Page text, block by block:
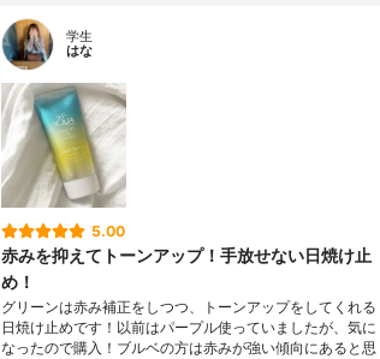
学生
はな
5.00
赤みを抑えてトーンアップ！手放せない日焼け止
め！
グリーンは赤み補正をしつつ、トーンアップをしてくれる
日焼け止めです！以前はパープル使っていましたが、気に
なったので購入！ブルベの方は赤みが強い傾向にあると思